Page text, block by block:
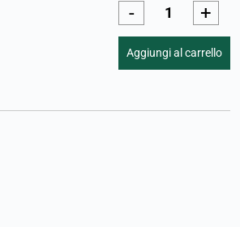
- +
Aggiungi al carrello